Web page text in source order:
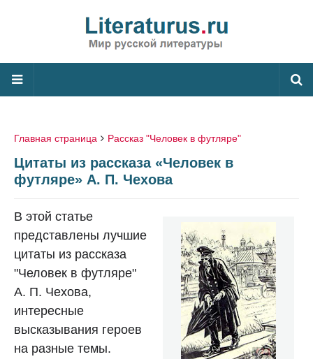
Главная страница Рассказ "Человек в футляре"
Цитаты из рассказа «Человек в
футляре» А. П. Чехова
В этой статье
представлены лучшие
цитаты из рассказа
"Человек в футляре"
А. П. Чехова,
интересные
высказывания героев
на разные темы.